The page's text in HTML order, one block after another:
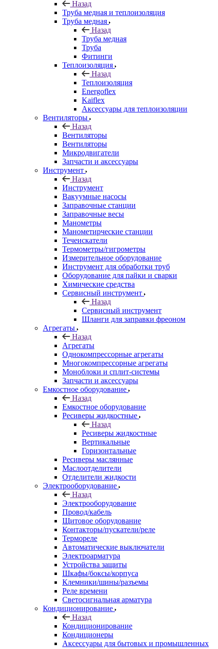
Назад
Труба медная и теплоизоляция
Труба медная
Назад
Труба медная
Труба
Фитинги
Теплоизоляция
Назад
Теплоизоляция
Energoflex
Kaiflex
Аксессуары для теплоизоляции
Вентиляторы
Назад
Вентиляторы
Вентиляторы
Микродвигатели
Запчасти и аксессуары
Инструмент
Назад
Инструмент
Вакуумные насосы
Заправочные станции
Заправочные весы
Манометры
Манометирческие станции
Течеискатели
Термометры/гигрометры
Измерительное оборудование
Инструмент для обработки труб
Оборудование для пайки и сварки
Химические средства
Сервисный инструмент
Назад
Сервисный инструмент
Шланги для заправки фреоном
Агрегаты
Назад
Агрегаты
Однокомпрессорные агрегаты
Многокомпрессорные агрегаты
Моноблоки и сплит-системы
Запчасти и аксессуары
Емкостное оборудование
Назад
Емкостное оборудование
Ресиверы жидкостные
Назад
Ресиверы жидкостные
Вертикальные
Горизонтальные
Ресиверы маслянные
Маслоотделители
Отделители жидкости
Электрооборудование
Назад
Электрооборудование
Провод/кабель
Щитовое оборудование
Контакторы/пускатели/реле
Термореле
Автоматические выключатели
Электроарматура
Устройства защиты
Шкафы/боксы/корпуса
Клемники/шины/разъемы
Реле времени
Светосигнальная арматура
Кондиционирование
Назад
Кондиционирование
Кондиционеры
Аксессуары для бытовых и промышленных